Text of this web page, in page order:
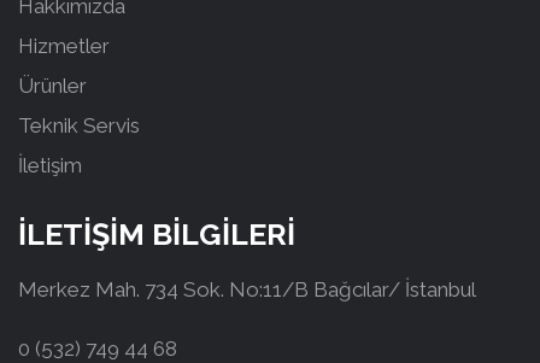
Hakkımızda
Hizmetler
Ürünler
Teknik Servis
İletişim
İLETİŞİM BİLGİLERİ
Merkez Mah. 734 Sok. No:11/B Bağcılar/ İstanbul
0 (532) 749 44 68